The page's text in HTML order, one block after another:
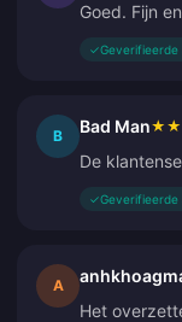
Goed. Fijn
✓Geverifieerde
B Bad Man★ ★
De
✓Geverifieerde
A
Het